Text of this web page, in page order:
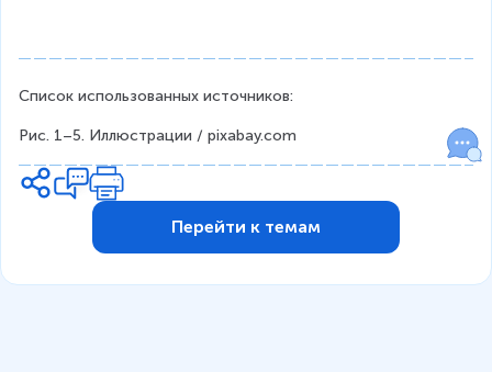
Список использованных источников:
Рис. 1–5. Иллюстрации / pixabay.com
Перейти к темам